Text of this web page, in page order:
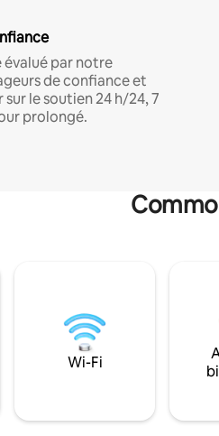
par notre
de confiance et
le soutien 24 h/24, 7
prolongé.
Wi-Fi